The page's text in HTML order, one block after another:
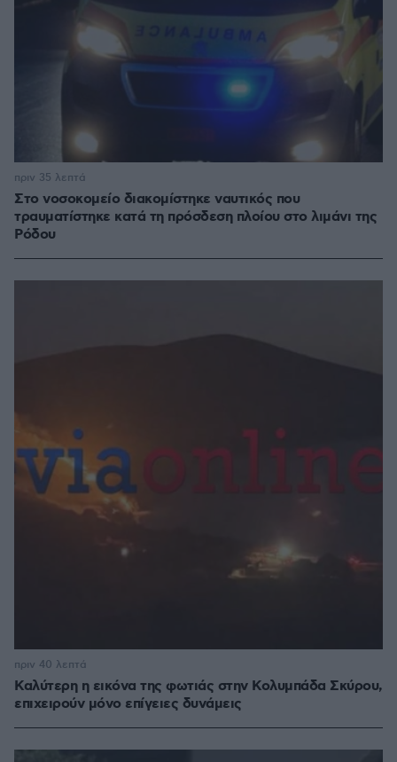
Στο νοσοκομείο διακομίστηκε ναυτικός που
τραυματίστηκε κατά τη πρόσδεση πλοίου στο λιμάνι της
Ρόδου
πριν 35 λεπτά
Καλύτερη η εικόνα της φωτιάς στην Κολυμπάδα Σκύρου,
επιχειρούν μόνο επίγειες δυνάμεις
πριν 40 λεπτά